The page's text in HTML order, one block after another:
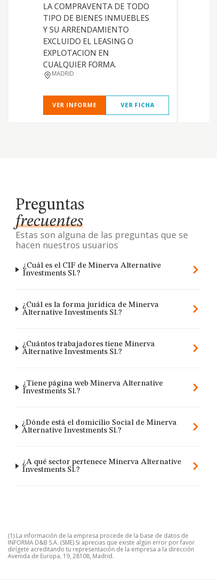
LA COMPRAVENTA DE TODO
TIPO DE BIENES INMUEBLES
Y SU ARRENDAMIENTO
EXCLUIDO EL LEASING O
EXPLOTACION EN
CUALQUIER FORMA.
MADRID
VER INFORME VER FICHA
Preguntas
frecuentes
Estas son alguna de las preguntas que se
hacen nuestros usuarios
¿Cuál es el CIF de Minerva Alternative
Investments Sl.?
¿Cuál es la forma jurídica de Minerva
Alternative Investments Sl.?
¿Cuántos trabajadores tiene Minerva
Alternative Investments Sl.?
¿Tiene página web Minerva Alternative
Investments Sl.?
¿Dónde está el domicilio Social de Minerva
Alternative Investments Sl.?
¿A qué sector pertenece Minerva Alternative
Investments Sl.?
(1) La información de la empresa procede de la base de datos de
INFORMA D&B S.A. (SME) Si aprecias que existe algún error por favor
dirígete acreditando tu representación de la empresa a la dirección
Avenida de Europa, 19, 28108, Madrid.